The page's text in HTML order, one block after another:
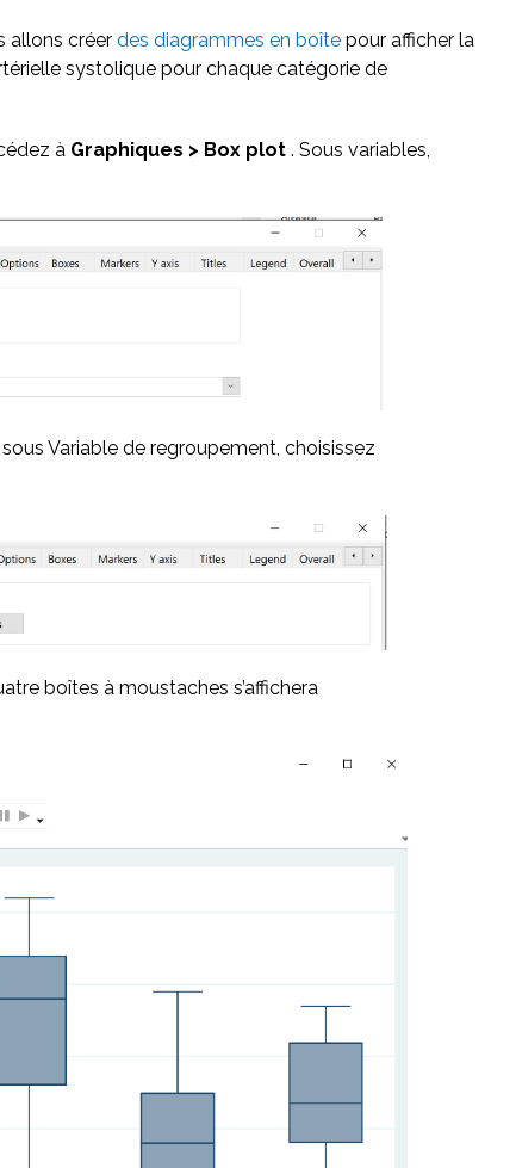
allons créer des diagrammes en boîte pour afficher la
systolique pour chaque catégorie de
à Graphiques > Box plot . Sous variables,
Variable de regroupement, choisissez
boîtes à moustaches s’affichera